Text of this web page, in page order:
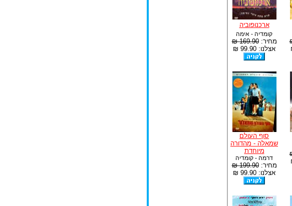
ארכנופוביה
קומדיה - אימה
מחיר:169.90 ₪
אצלנו: 99.90 ₪
סוף העולם
שמאלה - מהדורה
מיוחדת
דרמה - קומדיה
מחיר:199.90 ₪
אצלנו: 99.90 ₪